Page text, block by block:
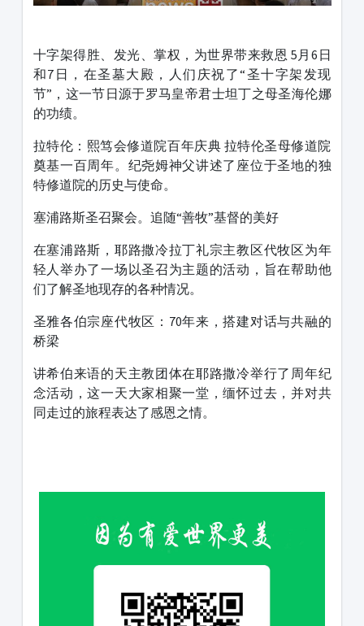
十字架得胜、发光、掌权，为世界带来救恩 5月6日
和7日，在圣墓大殿，人们庆祝了“圣十字架发现
节”，这一节日源于罗马皇帝君士坦丁之母圣海伦娜
的功绩。
拉特伦：熙笃会修道院百年庆典 拉特伦圣母修道院
奠基一百周年。纪尧姆神父讲述了座位于圣地的独
特修道院的历史与使命。
塞浦路斯圣召聚会。追随“善牧”基督的美好
在塞浦路斯，耶路撒冷拉丁礼宗主教区代牧区为年
轻人举办了一场以圣召为主题的活动，旨在帮助他
们了解圣地现存的各种情况。
圣雅各伯宗座代牧区：70年来，搭建对话与共融的
桥梁
讲希伯来语的天主教团体在耶路撒冷举行了周年纪
念活动，这一天大家相聚一堂，缅怀过去，并对共
同走过的旅程表达了感恩之情。